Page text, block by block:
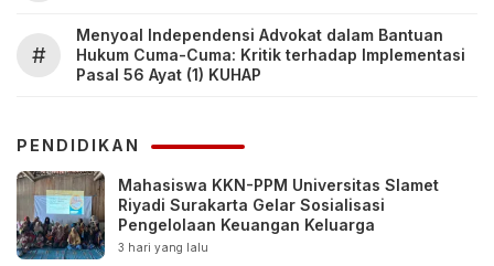
#
Menyoal Independensi Advokat dalam Bantuan
Hukum Cuma-Cuma: Kritik terhadap Implementasi
Pasal 56 Ayat (1) KUHAP
PENDIDIKAN
Mahasiswa KKN-PPM Universitas Slamet
Riyadi Surakarta Gelar Sosialisasi
Pengelolaan Keuangan Keluarga
3 hari yang lalu